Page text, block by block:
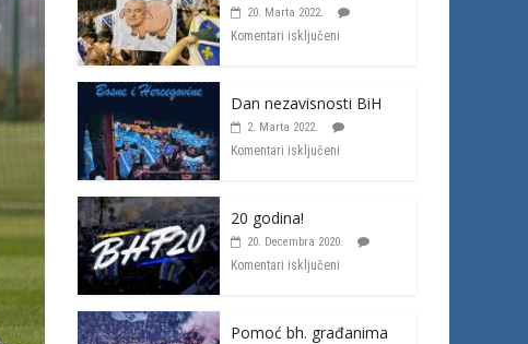
20. Marta 2022.
Komentari isključeni
Dan nezavisnosti BiH
2. Marta 2022.
Komentari isključeni
20 godina!
20. Decembra 2020.
Komentari isključeni
Pomoć bh. građanima